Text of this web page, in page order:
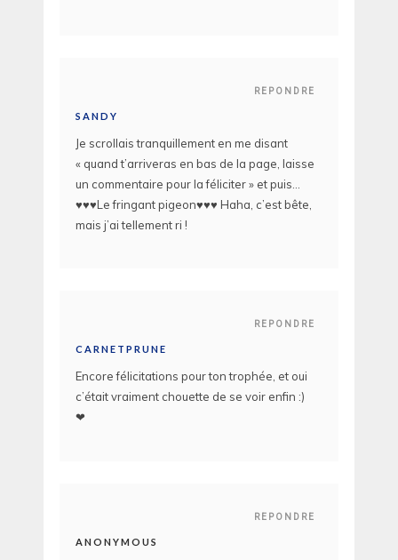
REPONDRE
SANDY
Je scrollais tranquillement en me disant
« quand t’arriveras en bas de la page, laisse
un commentaire pour la féliciter » et puis…
♥♥♥Le fringant pigeon♥♥♥ Haha, c’est bête,
mais j’ai tellement ri !
REPONDRE
CARNETPRUNE
Encore félicitations pour ton trophée, et oui
c’était vraiment chouette de se voir enfin :)
❤
REPONDRE
ANONYMOUS